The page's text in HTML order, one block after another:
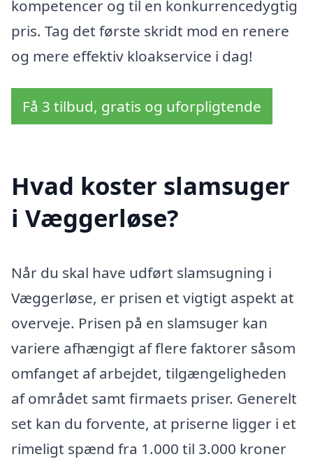
kompetencer og til en konkurrencedygtig
pris. Tag det første skridt mod en renere
og mere effektiv kloakservice i dag!
Få 3 tilbud, gratis og uforpligtende
Hvad koster slamsuger
i Væggerløse?
Når du skal have udført slamsugning i
Væggerløse, er prisen et vigtigt aspekt at
overveje. Prisen på en slamsuger kan
variere afhængigt af flere faktorer såsom
omfanget af arbejdet, tilgængeligheden
af området samt firmaets priser. Generelt
set kan du forvente, at priserne ligger i et
rimeligt spænd fra 1.000 til 3.000 kroner